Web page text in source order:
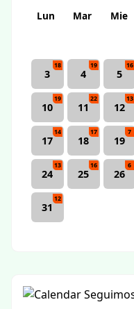
Lun Mar Mie
3
18
4
19
5
16
10
19
11
22
12
13
17
14
18
17
19
7
24
13
25
16
26
6
31
12